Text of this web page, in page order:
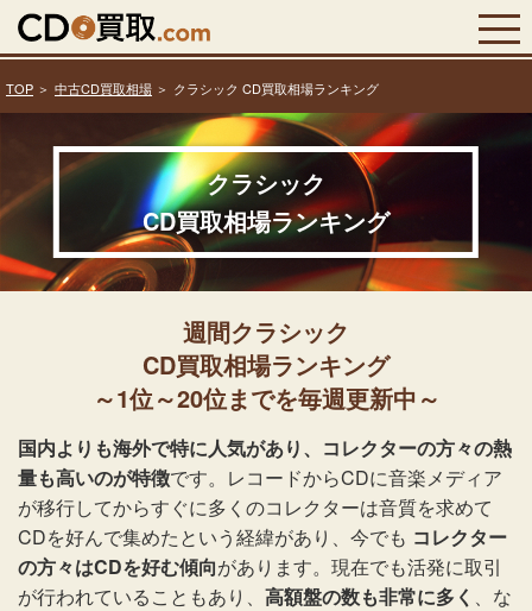
TOP 中古CD買取相場 クラシック CD買取相場ランキング
クラシック
CD買取相場ランキング
週間クラシック
CD買取相場ランキング
～1位～20位までを毎週更新中～
国内よりも海外で特に人気があり、コレクターの方々の熱
量も高いのが特徴です。レコードからCDに音楽メディア
が移行してからすぐに多くのコレクターは音質を求めて
CDを好んで集めたという経緯があり、今でも コレクター
の方々はCDを好む傾向があります。現在でも活発に取引
が行われていることもあり、 高額盤の数も非常に多く 、な